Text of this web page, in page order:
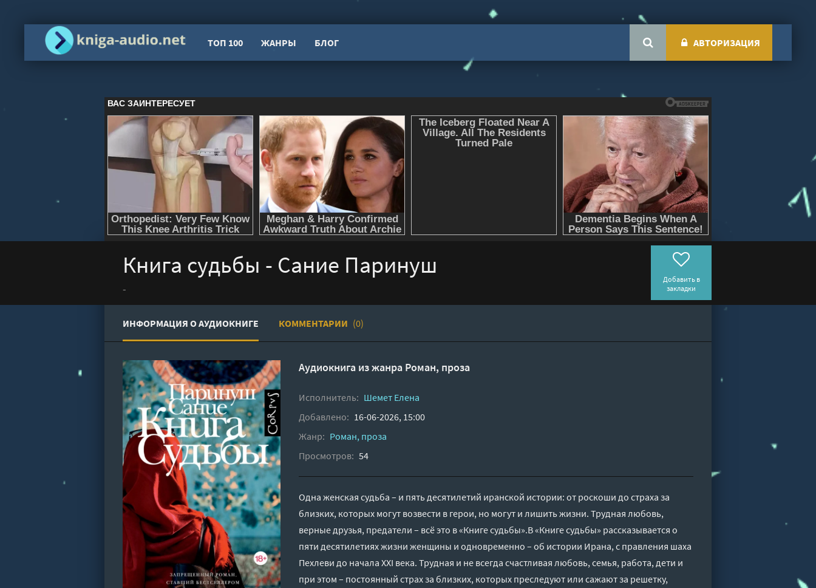
ТОП 100 ЖАНРЫ БЛОГ АВТОРИЗАЦИЯ
Книга судьбы - Сание Паринуш
-
Добавить в
закладки
ИНФОРМАЦИЯ О АУДИОКНИГЕ КОММЕНТАРИИ (0)
Аудиокнига из жанра Роман, проза
Исполнитель: Шемет Елена
Добавлено: 16-06-2026, 15:00
Жанр: Роман, проза
Просмотров: 54
Одна женская судьба – и пять десятилетий иранской истории: от роскоши до страха за
близких, которых могут возвести в герои, но могут и лишить жизни. Трудная любовь,
верные друзья, предатели – всё это в «Книге судьбы».В «Книге судьбы» рассказывается о
пяти десятилетиях жизни женщины и одновременно – об истории Ирана, с правления шаха
Пехлеви до начала XXI века. Трудная и не всегда счастливая любовь, семья, работа, дети и
при этом – постоянный страх за близких, которых преследуют или сажают за решетку,